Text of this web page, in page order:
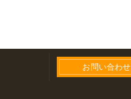
お問い合わせ